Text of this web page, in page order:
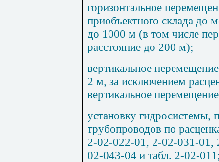
горизонтальное
приобъектного склада до
до 1000 м (в том числе
расстояние до 200 м);
вертикальное
2 м, за исключением
вертикальное
установку гидросистемы,
трубопроводов по
2-02-022-01, 2-02-031-
02-043-04 и табл. 2-02-